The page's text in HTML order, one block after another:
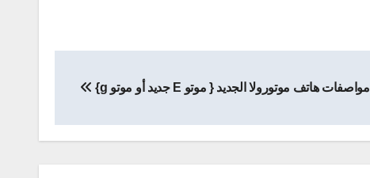
مواصفات هاتف موتورولا الجديد { موتو E جديد أو موتو g}